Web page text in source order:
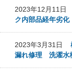
2023年12月11日
ク内部品経年劣化
2023年3月31日
漏れ修理 洗濯水